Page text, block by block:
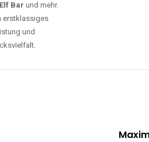
Elf Bar und mehr.
erstklassiges
und